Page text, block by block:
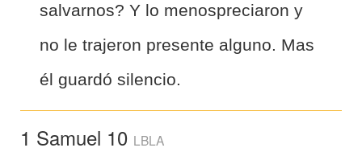
salvarnos? Y lo menospreciaron y
no le trajeron presente alguno. Mas
él guardó silencio.
1 Samuel 10 LBLA